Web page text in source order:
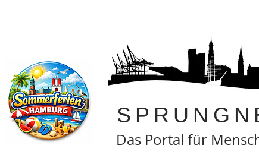
Das Portal für